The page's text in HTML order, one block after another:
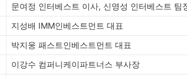
문여정 인터베스트 이사, 신영성 인터베스트 팀
지성배 IMM인베스트먼트 대표
박지웅 패스트인베스트먼트 대표
이강수 컴퍼니케이파트너스 부사장